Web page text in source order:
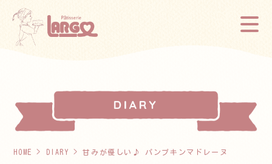
HOME > DIARY > 甘みが優しい♪ パンプキンマドレーヌ